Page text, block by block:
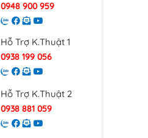
0948 900 959
Hỗ Trợ K.Thuật 1
0938 199 056
Hỗ Trợ K.Thuật 2
0938 881 059